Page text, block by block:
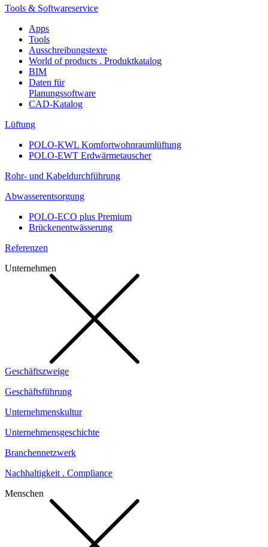
Tools & Softwareservice
Apps
Tools
Ausschreibungstexte
World of products . Produktkatalog
BIM
Daten für
Planungssoftware
CAD-Katalog
Lüftung
POLO-KWL Komfortwohnraumlüftung
POLO-EWT Erdwärmetauscher
Rohr- und Kabeldurchführung
Abwasserentsorgung
POLO-ECO plus Premium
Brückenentwässerung
Referenzen
Unternehmen
Geschäftszweige
Geschäftsführung
Unternehmenskultur
Unternehmensgeschichte
Branchennetzwerk
Nachhaltigkeit . Compliance
Menschen